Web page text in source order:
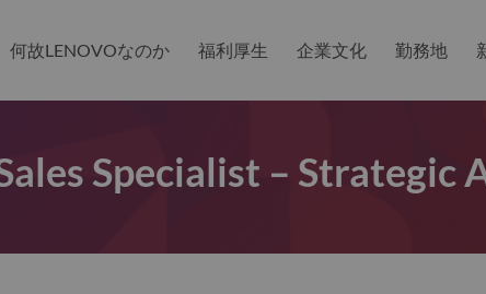
何故LENOVOなのか 福利厚生 企業文化 勤務地
Specialist – Strategic